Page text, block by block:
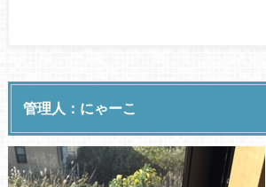
管理人：にゃーこ